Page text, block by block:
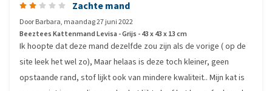
Zachte mand
DoorBarbara, maandag 27 juni 2022
Beeztees Kattenmand Levisa - Grijs - 43 x 43 x 13 cm
Ik hoopte dat deze mand dezelfde zou zijn als de vorige ( op de
site leek het wel zo), Maar helaas is deze toch kleiner, geen
opstaande rand, stof lijkt ook van mindere kwaliteit.. Mijn kat is